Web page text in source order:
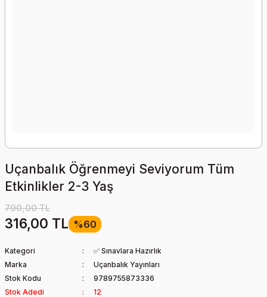
Uçanbalık Öğrenmeyi Seviyorum Tüm
Etkinlikler 2-3 Yaş
790,00 TL
316,00 TL %60
Kategori
✅ Sınavlara Hazırlık
Marka
Uçanbalık Yayınları
Stok Kodu
9789755873336
Stok Adedi
12